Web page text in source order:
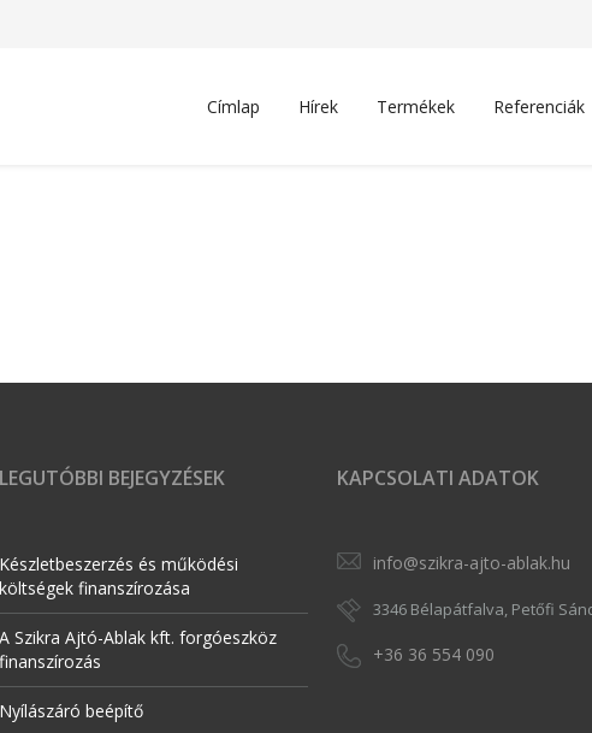
Címlap Hírek Termékek Referenciák
LEGUTÓBBI BEJEGYZÉSEK
Készletbeszerzés és működési
költségek finanszírozása
A Szikra Ajtó-Ablak kft. forgóeszköz
finanszírozás
Nyílászáró beépítő
KAPCSOLATI ADATOK
info@szikra-ajto-ablak.hu
3346 Bélapátfalva, Petőfi
+36 36 554 090